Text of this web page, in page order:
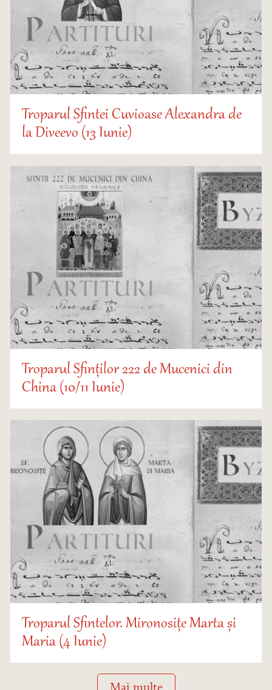
Troparul Sfintei Cuvioase Alexandra de
la Diveevo (13 Iunie)
Troparul Sfinților 222 de Mucenici din
China (10/11 Iunie)
Troparul Sfintelor. Mironosițe Marta și
Maria (4 Iunie)